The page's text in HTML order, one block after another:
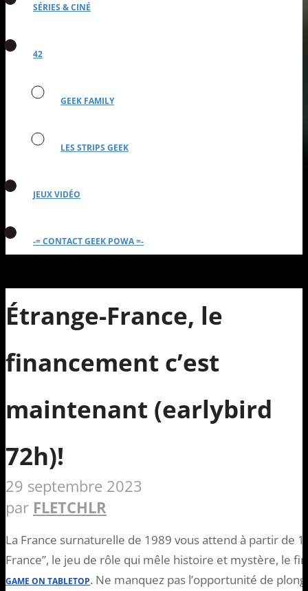
SÉRIES & CINÉ
42
GEEK FAMILY
LES STRIPS GEEK
JEUX VIDÉO
-= CONTACT GEEK POWA =-
Étrange-France, le
financement c’est
maintenant (earlybird
72h)!
29 septembre 2023
par FLETCHLR
La France surnaturelle de 1989 vous attend à partir de
France”, le jeu de rôle qui mêle histoire et mystère, le
GAME ON TABLETOP. Ne manquez pas l’opportunité de